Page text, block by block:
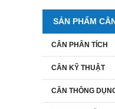
SẢN PHẨM
CÂN PHÂN TÍCH
CÂN KỸ THUẬT
CÂN THÔNG